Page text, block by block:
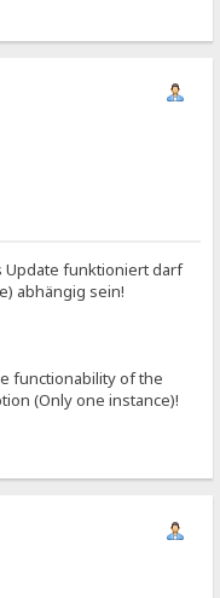
Update funktioniert darf
abhängig sein!
functionability of the
(Only one instance)!